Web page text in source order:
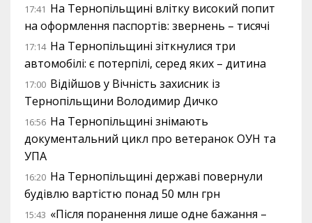
17:41 На Тернопільщині влітку високий попит
на оформлення паспортів: звернень – тисячі
17:14 На Тернопільщині зіткнулися три
автомобілі: є потерпілі, серед яких – дитина
17:00 Відійшов у Вічність захисник із
Тернопільщини Володимир Дичко
16:56 На Тернопільщині знімають
документальний цикл про ветеранок ОУН та
УПА
16:20 На Тернопільщині державі повернули
будівлю вартістю понад 50 млн грн
15:43 «Після поранення лише одне бажання –